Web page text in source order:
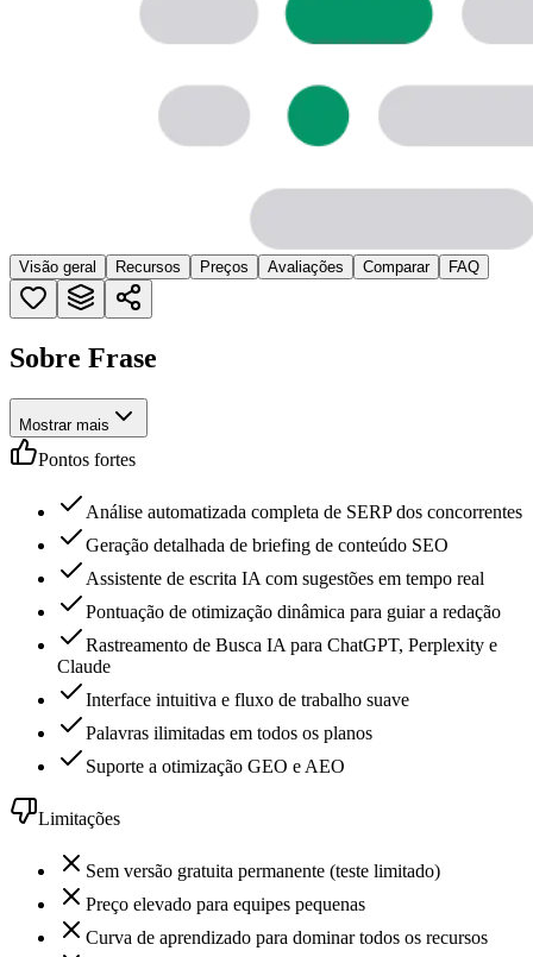
Visão geral Recursos Preços Avaliações Comparar FAQ
Sobre Frase
Mostrar mais
Pontos fortes
Análise automatizada completa de SERP dos concorrentes
Geração detalhada de briefing de conteúdo SEO
Assistente de escrita IA com sugestões em tempo real
Pontuação de otimização dinâmica para guiar a redação
Rastreamento de Busca IA para ChatGPT, Perplexity e
Claude
Interface intuitiva e fluxo de trabalho suave
Palavras ilimitadas em todos os planos
Suporte a otimização GEO e AEO
Limitações
Sem versão gratuita permanente (teste limitado)
Preço elevado para equipes pequenas
Curva de aprendizado para dominar todos os recursos